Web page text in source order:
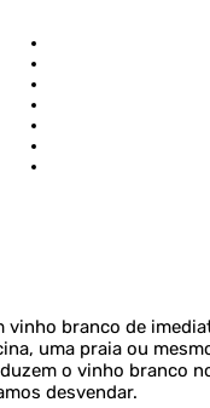
vinho branco de
uma praia ou
o vinho branco
desvendar.